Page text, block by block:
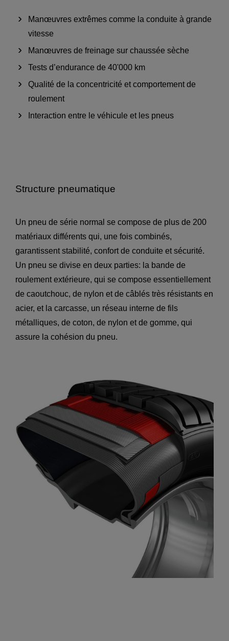
Manœuvres extrêmes comme la conduite à grande
vitesse
Manœuvres de freinage sur chaussée sèche
Tests d’endurance de 40'000 km
Qualité de la concentricité et comportement de
roulement
Interaction entre le véhicule et les pneus
Structure pneumatique
Un pneu de série normal se compose de plus de 200
matériaux différents qui, une fois combinés,
garantissent stabilité, confort de conduite et sécurité.
Un pneu se divise en deux parties: la bande de
roulement extérieure, qui se compose essentiellement
de caoutchouc, de nylon et de câblés très résistants en
acier, et la carcasse, un réseau interne de fils
métalliques, de coton, de nylon et de gomme, qui
assure la cohésion du pneu.